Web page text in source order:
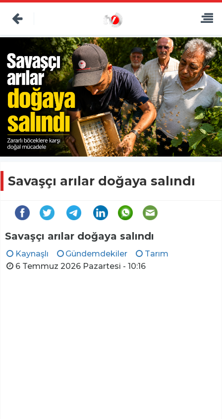
Savaşçı arılar doğaya salındı
Savaşçı arılar doğaya salındı
Kaynaşlı Gündemdekiler
Tarım
6 Temmuz 2026 Pazartesi - 10:16